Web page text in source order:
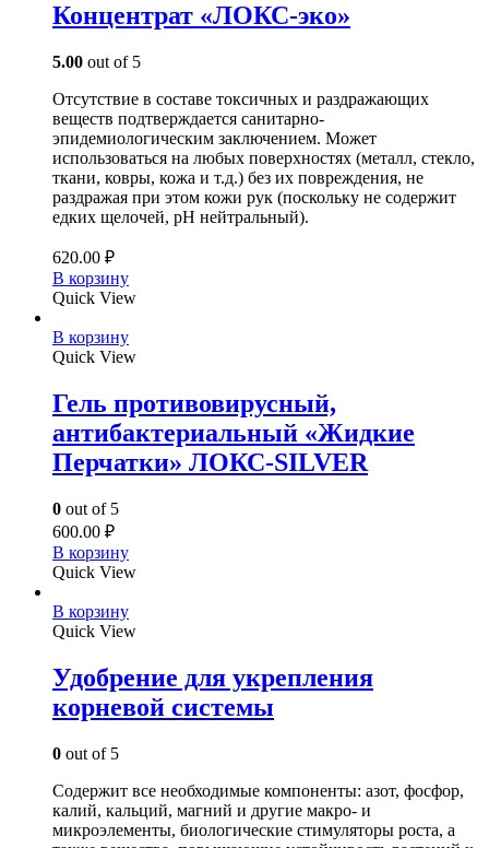
Концентрат «ЛОКС-эко»
5.00 out of 5
Отсутствие в составе токсичных и раздражающих
веществ подтверждается санитарно-
эпидемиологическим заключением. Может
использоваться на любых поверхностях (металл, стекло,
ткани, ковры, кожа и т.д.) без их повреждения, не
раздражая при этом кожи рук (поскольку не содержит
едких щелочей, рН нейтральный).
620.00 ₽
В корзину
Quick View
В корзину
Quick View
Гель противовирусный,
антибактериальный «Жидкие
Перчатки» ЛОКС-SILVER
0 out of 5
600.00 ₽
В корзину
Quick View
В корзину
Quick View
Удобрение для укрепления
корневой системы
0 out of 5
Содержит все необходимые компоненты: азот, фосфор,
калий, кальций, магний и другие макро- и
микроэлементы, биологические стимуляторы роста, а